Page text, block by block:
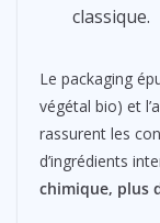
classique.
Le packaging
végétal bio) et
rassurent les
d’ingrédients
chimique, plus